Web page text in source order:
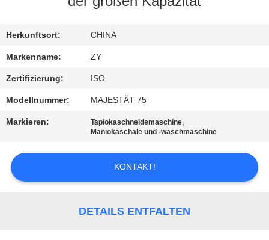
SIE
MIT
UNS
IN
VERBINDUNG
NACHRICHTEN
Herkunftsort: CHINA
Markenname: ZY
Zertifizierung: ISO
Modellnummer: MAJESTÄT 75
Markieren: Tapiokaschneidemaschine,
Maniokaschale und -waschmaschine
KONTAKT!
DETAILS ENTFALTEN